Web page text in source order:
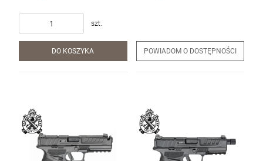
szt.
DO KOSZYKA POWIADOM O DOSTĘPNOŚCI